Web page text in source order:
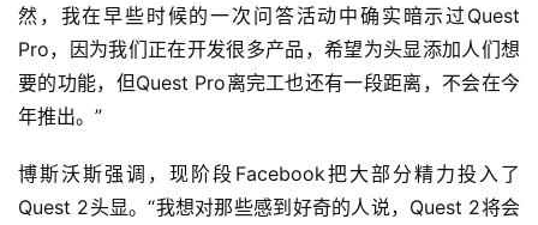
休
闲
游
戏
2
0
然，我在早些时候的一次问答活动中确实暗示过Quest
Pro，因为我们正在开发很多产品，希望为头显添加人们想
要的功能，但Quest Pro离完工也还有一段距离，不会在今
年推出。”
博斯沃斯强调，现阶段Facebook把大部分精力投入了
Quest 2头显。“我想对那些感到好奇的人说，Quest 2将会